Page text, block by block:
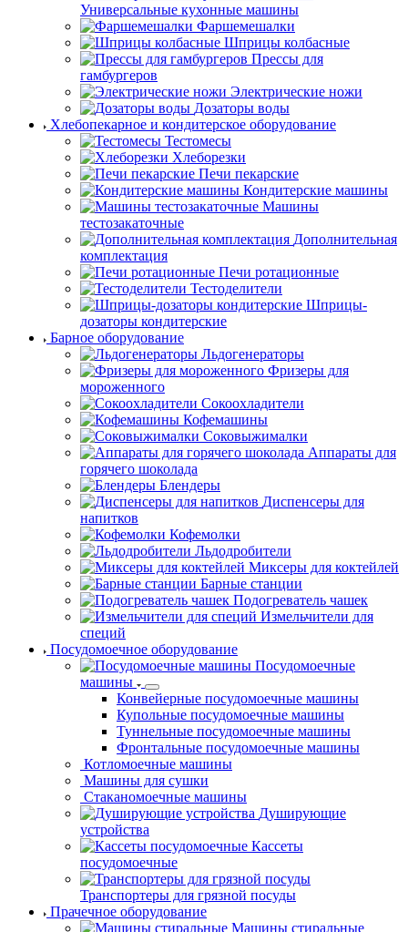
Универсальные кухонные машины
Фаршемешалки
Шприцы колбасные
Прессы для
гамбургеров
Электрические ножи
Дозаторы воды
Хлебопекарное и кондитерское оборудование
Тестомесы
Хлеборезки
Печи пекарские
Кондитерские машины
Машины
тестозакаточные
Дополнительная
комплектация
Печи ротационные
Тестоделители
Шприцы-
дозаторы кондитерские
Барное оборудование
Льдогенераторы
Фризеры для
мороженного
Сокоохладители
Кофемашины
Соковыжималки
Аппараты для
горячего шоколада
Блендеры
Диспенсеры для
напитков
Кофемолки
Льдодробители
Миксеры для коктейлей
Барные станции
Подогреватель чашек
Измельчители для
специй
Посудомоечное оборудование
Посудомоечные
машины
Конвейерные посудомоечные машины
Купольные посудомоечные машины
Туннельные посудомоечные машины
Фронтальные посудомоечные машины
машины
устройства
посудомоечные
Транспортеры для грязной посуды
Прачечное оборудование